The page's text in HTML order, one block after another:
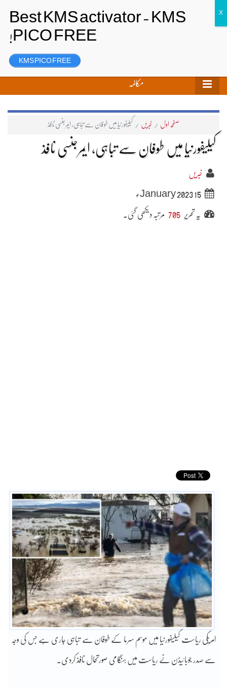
رجسٹر
مکالمہ
صفحہ اول / خبریں / کیلیفورنیا میں طوفان سے تباہی، ایمرجنسی نافذ
کیلیفورنیا میں طوفان سے تباہی، ایمرجنسی نافذ
خبریں
15 January 2023ء
یہ تحریر 705 مرتبہ دیکھی گئی۔
امریکی ریاست کیلیفورنیا میں موسم سرما کے طوفان سے تباہی جاری ہے جس کی وجہ
سے صدر جوبائیڈن نے ریاست میں ہنگامی صورتحال نافذ کردی۔
KMS PICO FREE